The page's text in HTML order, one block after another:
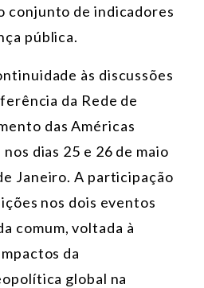
conjunto de indicadores
pública.
às discussões
da Rede de
das Américas
nos dias 25 e 26 de maio
Janeiro. A participação
nos dois eventos
comum, voltada à
da
global na